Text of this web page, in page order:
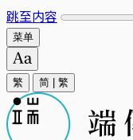
跳至内容
菜单
繁 简 繁